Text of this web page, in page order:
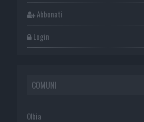
Abbonati
Login
COMUNI
Olbia